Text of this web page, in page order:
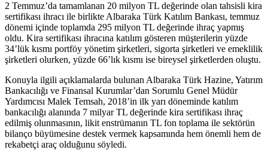
2 Temmuz’da tamamlanan 20 milyon TL değerinde olan tahsisli kira
sertifikası ihracı ile birlikte Albaraka Türk Katılım Bankası, temmuz
dönemi içinde toplamda 295 milyon TL değerinde ihraç yapmış
oldu. Kira sertifikası ihracına katılım gösteren müşterilerin yüzde
34’lük kısmı portföy yönetim şirketleri, sigorta şirketleri ve emeklilik
şirketleri olurken, yüzde 66’lık kısmı ise bireysel şirketlerden oluştu.
Konuyla ilgili açıklamalarda bulunan Albaraka Türk Hazine, Yatırım
Bankacılığı ve Finansal Kurumlar’dan Sorumlu Genel Müdür
Yardımcısı Malek Temsah, 2018’in ilk yarı döneminde katılım
bankacılığı alanında 7 milyar TL değerinde kira sertifikası ihraç
edilmiş olunmasının, likit enstrümanın TL fon toplama ile sektörün
bilanço büyümesine destek vermek kapsamında hem önemli hem de
rekabetçi araç olduğunu söyledi.